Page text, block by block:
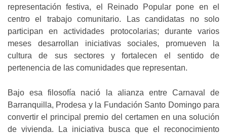
representación festiva, el Reinado Popular pone en el
centro el trabajo comunitario. Las candidatas no solo
participan en actividades protocolarias; durante varios
meses desarrollan iniciativas sociales, promueven la
cultura de sus sectores y fortalecen el sentido de
pertenencia de las comunidades que representan.
Bajo esa filosofía nació la alianza entre Carnaval de
Barranquilla, Prodesa y la Fundación Santo Domingo para
convertir el principal premio del certamen en una solución
de vivienda. La iniciativa busca que el reconocimiento